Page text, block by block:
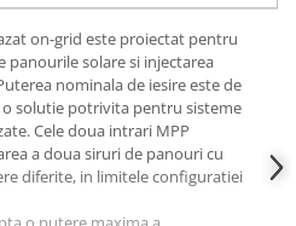
on-grid este proiectat pentru
panourile solare si injectarea
nominala de iesire este de
o solutie potrivita pentru sisteme
Cele doua intrari MPP
a doua siruri de panouri cu
diferite, in limitele configuratiei